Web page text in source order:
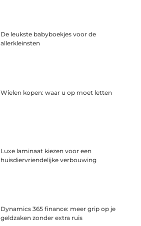
De leukste babyboekjes voor de
allerkleinsten
Wielen kopen: waar u op moet letten
Luxe laminaat kiezen voor een
huisdiervriendelijke verbouwing
Dynamics 365 finance: meer grip op je
geldzaken zonder extra ruis